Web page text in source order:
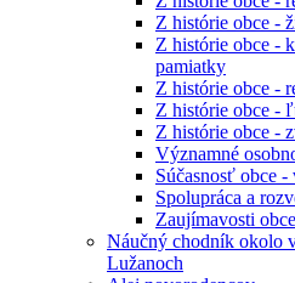
Z histórie obce -
Z histórie obce -
pamiatky
Z histórie obce -
Z histórie obce -
Z histórie obce -
Významné
Súčasnosť obce -
Spolupráca a
Zaujímavosti
Náučný chodník okolo
Lužanoch